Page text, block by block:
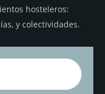
hosteleros:
y colectividades.